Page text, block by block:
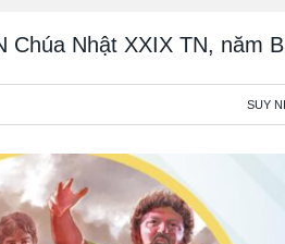
Chúa Nhật XXIX TN, năm B
SUY